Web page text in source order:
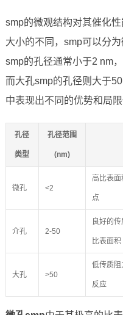
smp的微观结构对其催化
大小的不同，smp可以分
smp的孔径通常小于2 nm
而大孔smp的孔径则大于
中表现出不同的优势和局限
孔径
类型
孔径范围
(nm)
微孔 <2
高比表
点
介孔 2-50
良好的
比表面积
大孔 >50
低传质阻
反应